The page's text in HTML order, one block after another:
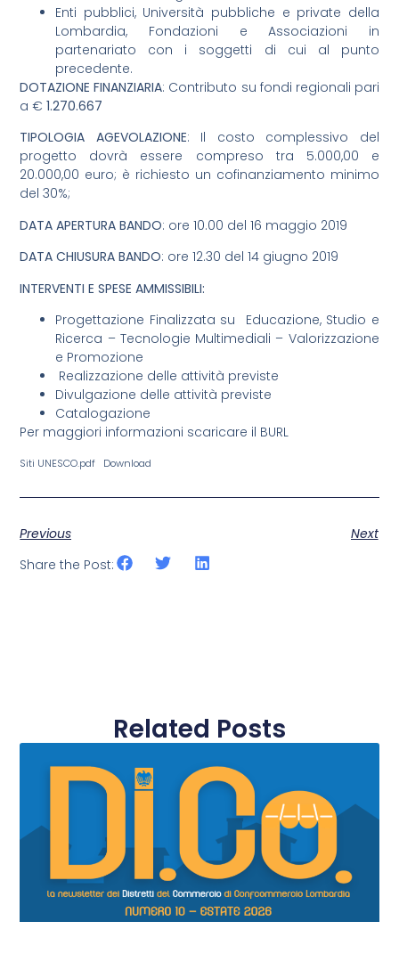
Enti pubblici, Università pubbliche e private della
Lombardia, Fondazioni e Associazioni in
partenariato con i soggetti di cui al punto
precedente.
DOTAZIONE FINANZIARIA: Contributo su fondi regionali pari
a €1.270.667
TIPOLOGIA AGEVOLAZIONE: Il costo complessivo del
progetto dovrà essere compreso tra 5.000,00 e
20.000,00 euro; è richiesto un cofinanziamento minimo
del 30%;
DATA APERTURA BANDO: ore 10.00 del 16 maggio 2019
DATA CHIUSURA BANDO: ore 12.30 del 14 giugno 2019
INTERVENTI E SPESE AMMISSIBILI:
Progettazione Finalizzata su Educazione, Studio e
Ricerca – Tecnologie Multimediali – Valorizzazione
e Promozione
Realizzazione delle attività previste
Divulgazione delle attività previste
Catalogazione
Per maggiori informazioni scaricare il BURL
Siti UNESCO.pdf Download
Previous
Next
Share the Post:
Related Posts